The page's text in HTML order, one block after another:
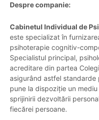
Despre companie:
Cabinetul Individual de
este specializat în
psihoterapie cognitiv-
Specialistul principal,
acreditare din partea
asigurând astfel standarde
pune la dispoziție un
sprijinirii dezvoltării
fiecărei persoane.